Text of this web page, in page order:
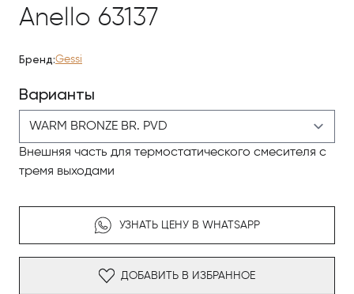
Anello 63137
Бренд:Gessi
Варианты
Внешняя часть для термостатического смесителя с
тремя выходами
УЗНАТЬ ЦЕНУ В WHATSAPP
ДОБАВИТЬ В ИЗБРАННОЕ